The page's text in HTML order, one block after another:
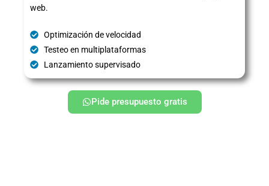
web.
Optimización de velocidad
Testeo en multiplataformas
Lanzamiento supervisado
Pide presupuesto gratis